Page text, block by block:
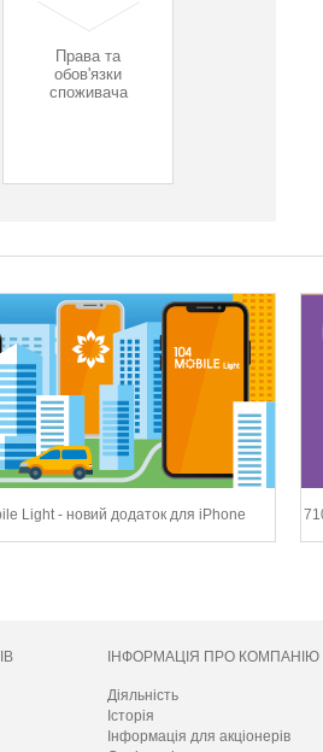
Права та
обов'язки
споживача
Light - новий додаток для iPhone
ІНФОРМАЦІЯ ПРО КОМПАНІЮ
Діяльність
Історія
Інформація для акціонерів